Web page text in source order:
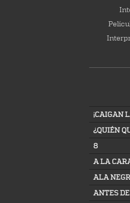
¡CAIGAN
¿QUIÉN
8
A LA
ALA
ANTES